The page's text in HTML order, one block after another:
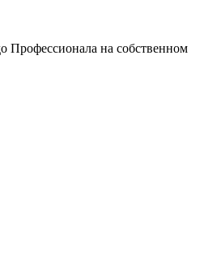
Профессионала на собственном